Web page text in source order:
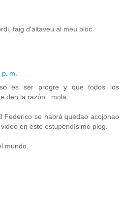
faig d'altaveu al meu bloc
m.
es ser progre y que todos los
den la razón...mola.
Federico se habrá quedao acojonao
en este estupendísimo plog.
mundo.